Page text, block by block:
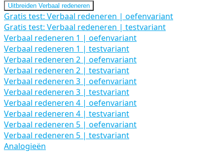
Uitbreiden Verbaal redeneren
Gratis test: Verbaal redeneren | oefenvariant
Gratis test: Verbaal redeneren | testvariant
Verbaal redeneren 1 | oefenvariant
Verbaal redeneren 1 | testvariant
Verbaal redeneren 2 | oefenvariant
Verbaal redeneren 2 | testvariant
Verbaal redeneren 3 | oefenvariant
Verbaal redeneren 3 | testvariant
Verbaal redeneren 4 | oefenvariant
Verbaal redeneren 4 | testvariant
Verbaal redeneren 5 | oefenvariant
Verbaal redeneren 5 | testvariant
Analogieën